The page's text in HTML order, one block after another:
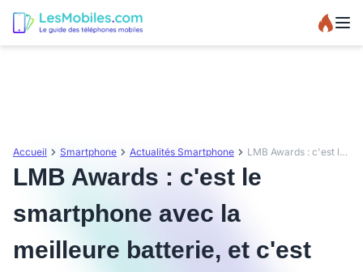
Accueil Smartphone Actualités Smartphone LMB Awards : c'est le smartphone avec la meilleure batterie, et c'est tout !
LMB Awards : c'est le
smartphone avec la
meilleure batterie, et c'est